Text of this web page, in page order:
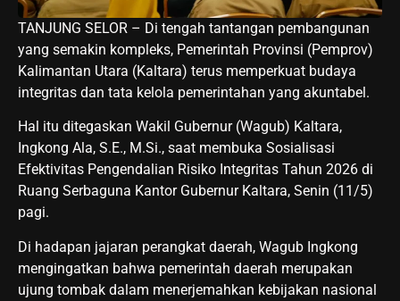
TANJUNG SELOR – Di tengah tantangan pembangunan
yang semakin kompleks, Pemerintah Provinsi (Pemprov)
Kalimantan Utara (Kaltara) terus memperkuat budaya
integritas dan tata kelola pemerintahan yang akuntabel.
Hal itu ditegaskan Wakil Gubernur (Wagub) Kaltara,
Ingkong Ala, S.E., M.Si., saat membuka Sosialisasi
Efektivitas Pengendalian Risiko Integritas Tahun 2026 di
Ruang Serbaguna Kantor Gubernur Kaltara, Senin (11/5)
pagi.
Di hadapan jajaran perangkat daerah, Wagub Ingkong
mengingatkan bahwa pemerintah daerah merupakan
ujung tombak dalam menerjemahkan kebijakan nasional